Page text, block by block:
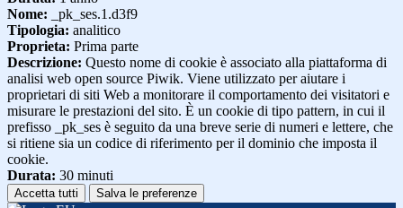
Nome: _pk_ses.1.d3f9
Tipologia: analitico
Proprieta: Prima parte
Descrizione: Questo nome di cookie è associato alla piattaforma di
analisi web open source Piwik. Viene utilizzato per aiutare i
proprietari di siti Web a monitorare il comportamento dei visitatori e
misurare le prestazioni del sito. È un cookie di tipo pattern, in cui il
prefisso _pk_ses è seguito da una breve serie di numeri e lettere, che
si ritiene sia un codice di riferimento per il dominio che imposta il
cookie.
Durata: 30 minuti
Accetta tutti Salva le preferenze